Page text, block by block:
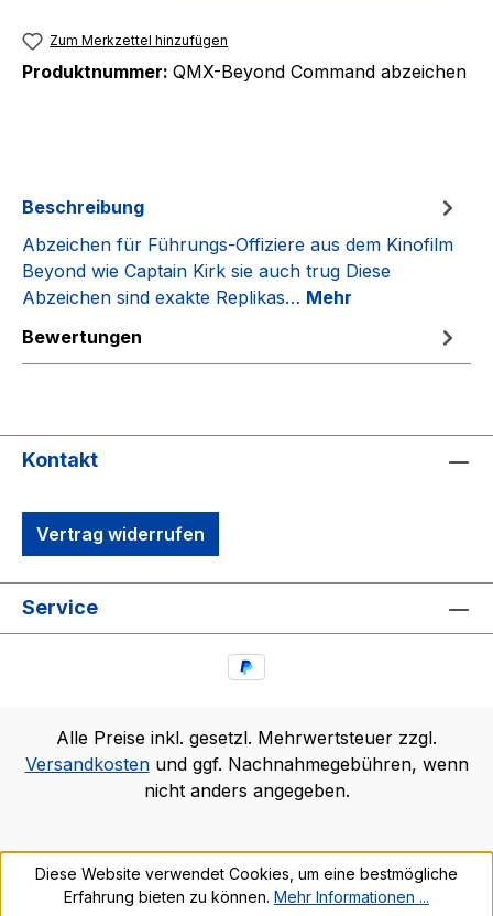
Zum Merkzettel hinzufügen
Produktnummer: QMX-Beyond Command abzeichen
Beschreibung
Abzeichen für Führungs-Offiziere aus dem Kinofilm
Beyond wie Captain Kirk sie auch trug Diese
Abzeichen sind exakte Replikas… Mehr
Bewertungen
Kontakt
Vertrag widerrufen
Service
Alle Preise inkl. gesetzl. Mehrwertsteuer zzgl.
Versandkostenund ggf. Nachnahmegebühren, wenn
nicht anders angegeben.
Diese Website verwendet Cookies, um eine bestmögliche
Erfahrung bieten zu können. Mehr Informationen ...